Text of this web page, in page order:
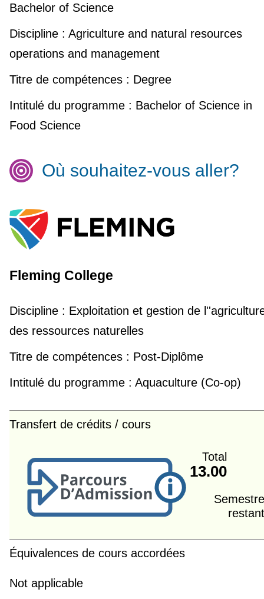
Bachelor of Science
Discipline : Agriculture and natural resources
operations and management
Titre de compétences : Degree
Intitulé du programme : Bachelor of Science in
Food Science
Où souhaitez-vous aller?
Fleming College
Discipline : Exploitation et gestion de
des ressources naturelles
Titre de compétences : Post-Diplôme
Intitulé du programme : Aquaculture (Co-op)
Transfert de crédits / cours
Total
13.00
Équivalences de cours accordées
Not applicable